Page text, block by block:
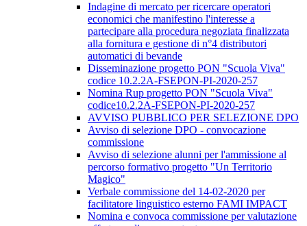
Indagine di mercato per ricercare operatori
economici che manifestino l'interesse a
partecipare alla procedura negoziata finalizzata
alla fornitura e gestione di n°4 distributori
automatici di bevande
Disseminazione progetto PON "Scuola Viva"
codice 10.2.2A-FSEPON-PI-2020-257
Nomina Rup progetto PON "Scuola Viva"
codice10.2.2A-FSEPON-PI-2020-257
AVVISO PUBBLICO PER SELEZIONE DPO
Avviso di selezione DPO - convocazione
commissione
Avviso di selezione alunni per l'ammissione al
percorso formativo progetto "Un Territorio
Magico"
Verbale commissione del 14-02-2020 per
facilitatore linguistico esterno FAMI IMPACT
Nomina e convoca commissione per valutazione